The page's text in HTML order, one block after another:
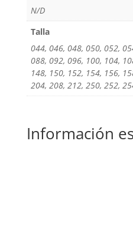
N/D
Talla
044, 046, 048, 050, 052,
088, 092, 096, 100, 104,
148, 150, 152, 154, 156,
204, 208, 212, 250, 252,
Información